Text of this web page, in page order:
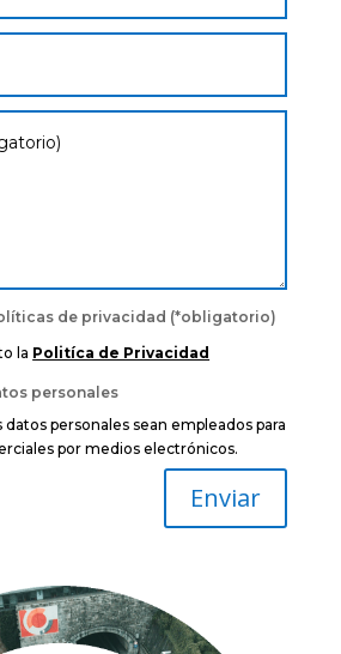
de privacidad (*obligatorio)
la Politíca de Privacidad
personales
personales sean empleados para
por medios electrónicos.
Enviar